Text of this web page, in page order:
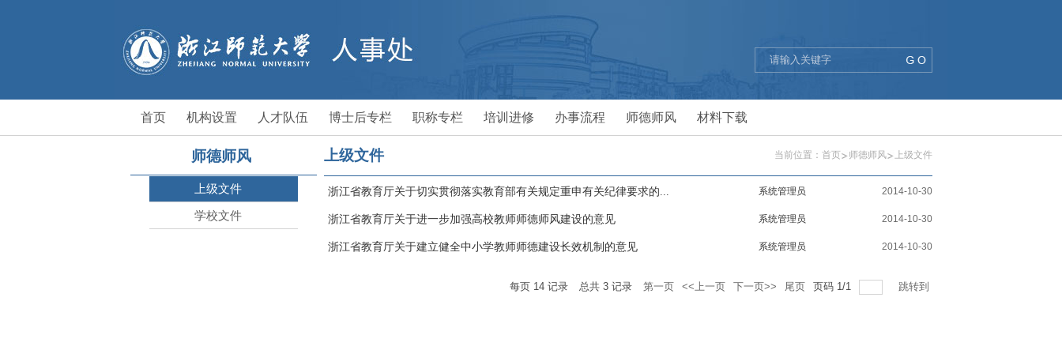
首页 机构设置 人才队伍 博士后专栏 职称专栏 培训进修 办事流程 师德师风 材料下载
师德师风
上级文件
学校文件
上级文件 当前位置： 首页 师德师风 上级文件
浙江省教育厅关于切实贯彻落实教育部有关规定重申有关纪律要求的... 系统管理员 2014-10-30
浙江省教育厅关于进一步加强高校教师师德师风建设的意见 系统管理员 2014-10-30
浙江省教育厅关于建立健全中小学教师师德建设长效机制的意见 系统管理员 2014-10-30
每页 14记录 总共 3记录 第一页 <<上一页 下一页>> 尾页 页码 1/1 跳转到